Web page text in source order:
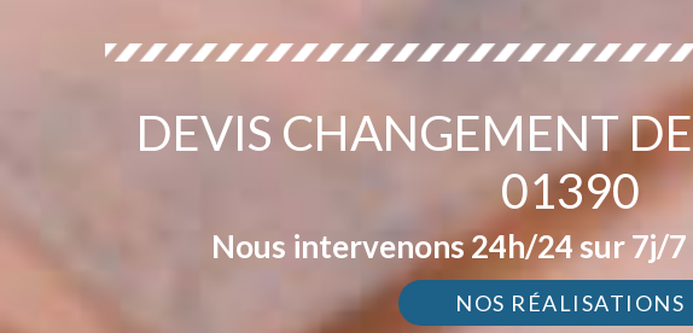
DEVIS CHANGEMENT
01390
Nous intervenons 24h/24 sur 7j/7
NOS RÉALISATIONS